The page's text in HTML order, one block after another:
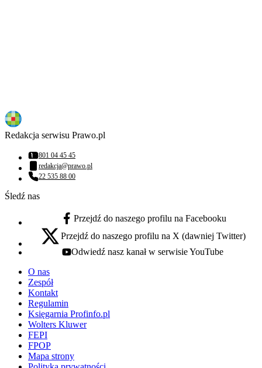
Redakcja serwisu Prawo.pl
Numer telefonu:
801 04 45 45
Adres email:
redakcja@prawo.pl
Numer telefonu:
22 535 88 00
Śledź nas
facebook - otwiera się w nowej karcie
Przejdź do naszego profilu na Facebooku
x - otwiera się w nowej karcie
Przejdź do naszego profilu na X (dawniej Twitter)
youtube - otwiera się w nowej karcie
Odwiedź nasz kanał w serwisie YouTube
O nas
Zespół
Kontakt
Regulamin
Księgarnia Profinfo.pl
Wolters Kluwer
FEPI
FPOP
Mapa strony